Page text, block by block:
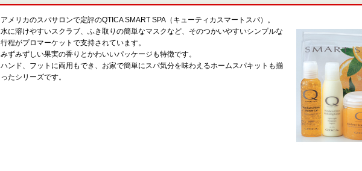
アメリカのスパサロンで定評のQTICA SMART SPA（キューティカスマートスパ）。
水に溶けやすいスクラブ、ふき取りの簡単なマスクなど、そのつかいやすいシンプルな
行程がプロマーケットで支持されています。
みずみずしい果実の香りとかわいいパッケージも特徴です。
ハンド、フットに両用もでき、お家で簡単にスパ気分を味わえるホームスパキットも揃
ったシリーズです。